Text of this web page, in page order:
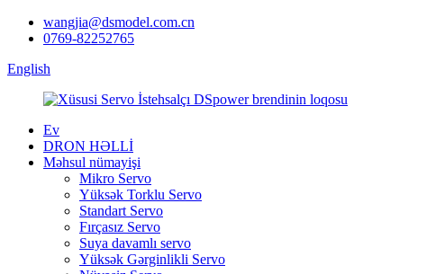
wangjia@dsmodel.com.cn
0769-82252765
English
Ev
DRON HƏLLİ
Məhsul nümayişi
Mikro Servo
Yüksək Torklu Servo
Standart Servo
Fırçasız Servo
Suya davamlı servo
Yüksək Gərginlikli Servo